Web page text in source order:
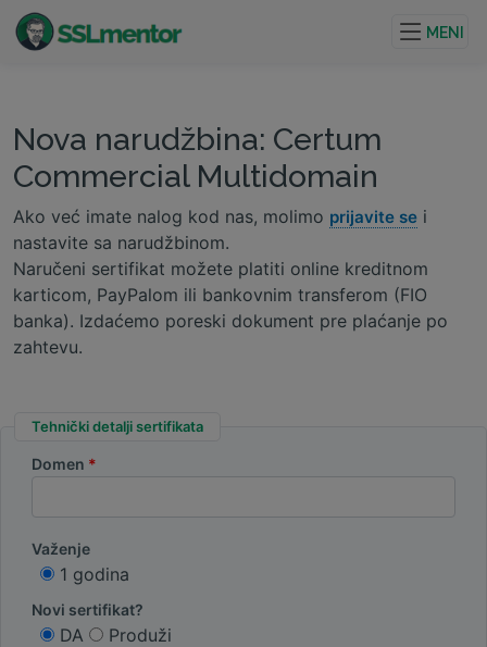
projekte.
MENI
Nova narudžbina: Certum
Commercial Multidomain
Ako već imate nalog kod nas, molimo prijavite se i
nastavite sa narudžbinom.
Naručeni sertifikat možete platiti online kreditnom
karticom, PayPalom ili bankovnim transferom (FIO
banka). Izdaćemo poreski dokument pre plaćanje po
zahtevu.
Tehnički detalji sertifikata
Domen
Važenje
1 godina
Novi sertifikat?
DA Produži